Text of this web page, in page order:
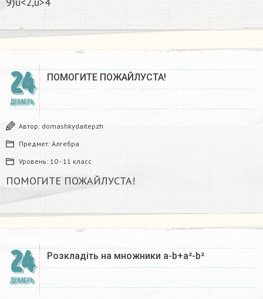
24
ДЕКАБРЬ
ПОМОГИТЕ ПОЖАЙЛУСТА!
Автор: domashkydaitepzh
Предмет: Алгебра
Уровень: 10 - 11 класс
ПОМОГИТЕ ПОЖАЙЛУСТА!
24
ДЕКАБРЬ
Розкладіть на множники а-b+a²-b²​